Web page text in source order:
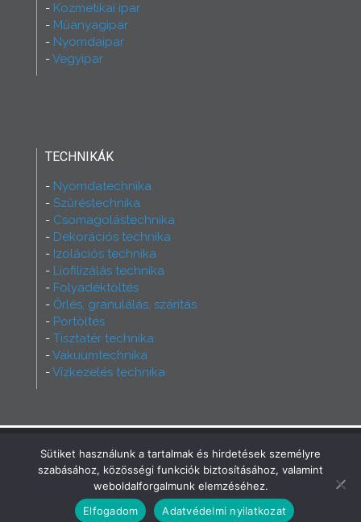
Kozmetikai ipar
Műanyagipar
Nyomdaipar
Vegyipar
TECHNIKÁK
Nyomdatechnika
Szűréstechnika
Csomagolástechnika
Dekorációs technika
Izolációs technika
Liofilizálás technika
Folyadéktöltés
Őrlés, granulálás, szárítás
Portöltés
Tisztatér technika
Vákuumtechnika
Vízkezelés technika
2026 - Ferry Group - Minden jog fenntartva!
Büszkék vagyunk rá, hogy az oldalt mi
készíthettük!INCREST Communication
Sütiket használunk a tartalmak és hirdetések személyre
szabásához, közösségi funkciók biztosításához, valamint
weboldalforgalmunk elemzéséhez.
Elfogadom
Adatvédelmi nyilatkozat